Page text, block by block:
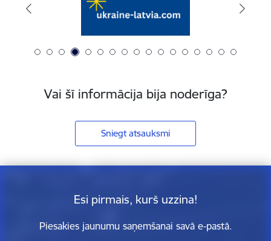
Vai šī informācija bija noderīga?
Sniegt atsauksmi
Esi pirmais, kurš uzzina!
Piesakies jaunumu saņemšanai savā e-pastā.